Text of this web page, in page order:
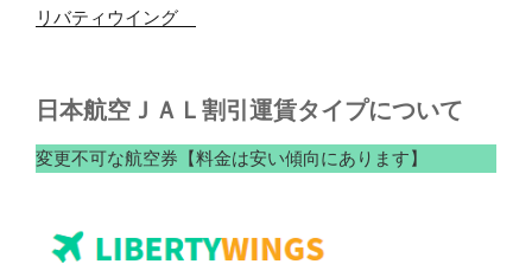
リバティウイング
日本航空ＪＡＬ割引運賃タイプについて
変更不可な航空券【料金は安い傾向にあります】